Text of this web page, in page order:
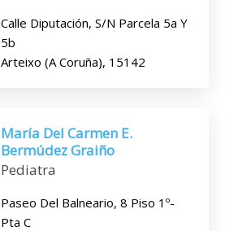
Calle Diputación, S/N Parcela 5a Y
5b
Arteixo (A Coruña), 15142
María Del Carmen E.
Bermúdez Graiño
Pediatra
Paseo Del Balneario, 8 Piso 1º-
Pta C